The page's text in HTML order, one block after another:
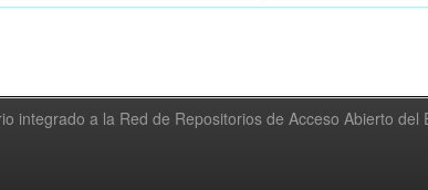
integrado a la Red de Repositorios de Acceso Abierto del